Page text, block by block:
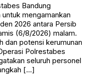
Bandung
mengamankan
2026 antara Persib
(6/8/2026) malam.
dan potensi kerumunan
Polrestabes
seluruh personel
[…]